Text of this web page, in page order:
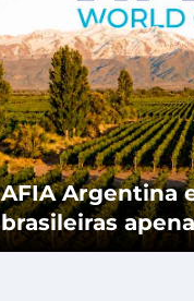
AFIA Argentina
brasileiras